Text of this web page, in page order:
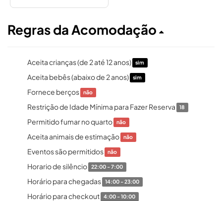
Regras da Acomodação
Aceita crianças (de 2 até 12 anos) sim
Aceita bebês (abaixo de 2 anos) sim
Fornece berços não
Restrição de Idade Mínima para Fazer Reserva 18
Permitido fumar no quarto não
Aceita animais de estimação não
Eventos são permitidos não
Horario de silêncio 22:00 - 7:00
Horário para chegadas 14:00 - 23:00
Horário para checkout 4:00 - 10:00